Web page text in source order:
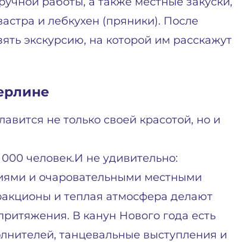
и лебкухен (пряники). После
экскурсию, на которой им расскажут
не только своей красотой, но и
человек.И не удивительно:
и очаровательными местными
и теплая атмосфера делают
В канун Нового года есть
танцевальные выступления и